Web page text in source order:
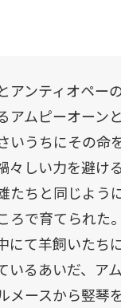
アンティオペー
アムピーオーン
いうちにその命
々しい力を避け
たちと同じよう
ろで育てられた
にて羊飼いたち
いるあいだ、ア
メースから竪琴